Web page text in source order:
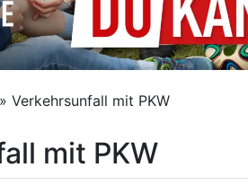
» Verkehrsunfall mit PKW
mit PKW